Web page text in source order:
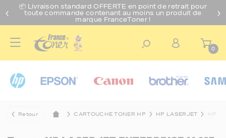
📦 Livraison standard OFFERTE en point de retrait pour
toute commande contenant au moins un produit de
marque FranceToner !
0
Retour CARTOUCHE TONER HP HP LASERJET HP